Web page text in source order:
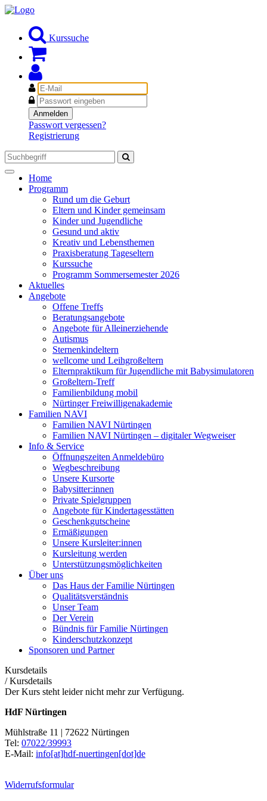
Kurssuche
E-
Mail
Passwort
Anmelden
Passwort vergessen?
Registrierung
Toggle
navigation
Home
Programm
Rund um die Geburt
Eltern und Kinder gemeinsam
Kinder und Jugendliche
Gesund und aktiv
Kreativ und Lebensthemen
Praxisberatung Tageseltern
Kurssuche
Programm Sommersemester 2026
Aktuelles
Angebote
Offene Treffs
Beratungsangebote
Angebote für Alleinerziehende
Autismus
Sternenkindeltern
wellcome und Leihgroßeltern
Elternpraktikum für Jugendliche mit Babysimulatoren
Großeltern-Treff
Familienbildung mobil
Nürtinger Freiwilligenakademie
Familien NAVI
Familien NAVI Nürtingen
Familien NAVI Nürtingen – digitaler Wegweiser
Info & Service
Öffnungszeiten Anmeldebüro
Wegbeschreibung
Unsere Kursorte
Babysitter:innen
Private Spielgruppen
Angebote für Kindertagesstätten
Geschenkgutscheine
Ermäßigungen
Unsere Kursleiter:innen
Kursleitung werden
Unterstützungsmöglichkeiten
Über uns
Das Haus der Familie Nürtingen
Qualitätsverständnis
Unser Team
Der Verein
Bündnis für Familie Nürtingen
Kinderschutzkonzept
Sponsoren und Partner
Kursdetails
/Kursdetails
Der Kurs steht leider nicht mehr zur Verfügung.
HdF Nürtingen
Mühlstraße 11 | 72622 Nürtingen
Tel: 07022/39993
E-Mail: info[at]hdf-nuertingen[dot]de
Widerrufsformular